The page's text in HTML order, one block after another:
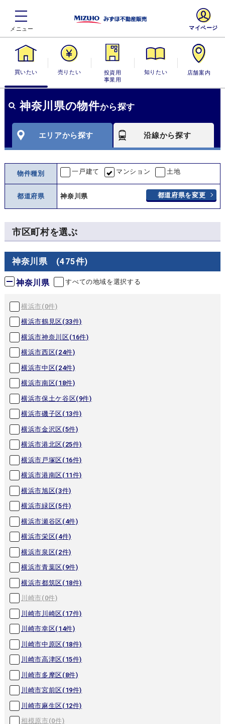
買いたい 売りたい
投資用・事業
用
知りたい 店舗案内
マイページ
神奈川県の物件から探す
エリアから探す 沿線から探す
物件種別 一戸建て マンション 土地
都道府県 神奈川県 都道府県を変更
市区町村を選ぶ
神奈川県 (475件)
神奈川県 すべての地域を選択する
横浜市(0件)
横浜市鶴見区(33件)
横浜市神奈川区(16件)
横浜市西区(24件)
横浜市中区(24件)
横浜市南区(18件)
横浜市保土ケ谷区(9件)
横浜市磯子区(13件)
横浜市金沢区(5件)
横浜市港北区(25件)
横浜市戸塚区(16件)
横浜市港南区(11件)
横浜市旭区(3件)
横浜市緑区(5件)
横浜市瀬谷区(4件)
横浜市栄区(4件)
横浜市泉区(2件)
横浜市青葉区(9件)
横浜市都筑区(18件)
川崎市(0件)
川崎市川崎区(17件)
川崎市幸区(14件)
川崎市中原区(18件)
川崎市高津区(15件)
川崎市多摩区(8件)
川崎市宮前区(19件)
川崎市麻生区(12件)
相模原市(0件)